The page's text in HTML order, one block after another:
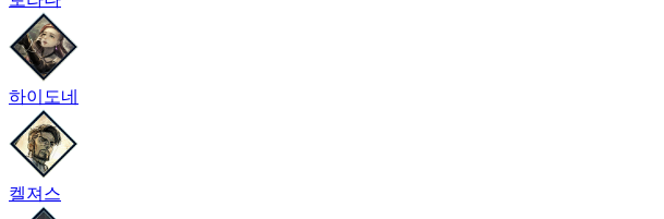
하이도네
켈져스